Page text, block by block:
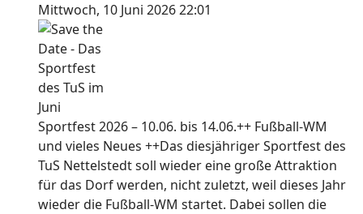
Mittwoch, 10 Juni 2026 22:01
Sportfest 2026 – 10.06. bis 14.06.++ Fußball-WM
und vieles Neues ++Das diesjähriger Sportfest des
TuS Nettelstedt soll wieder eine große Attraktion
für das Dorf werden, nicht zuletzt, weil dieses Jahr
wieder die Fußball-WM startet. Dabei sollen die